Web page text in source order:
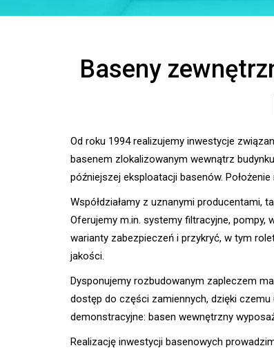
Baseny
Od roku 1994 realizujemy inwestycje
basenem zlokalizowanym wewnątrz
późniejszej eksploatacji basenów.
Współdziałamy z uznanymi producentami,
Oferujemy m.in. systemy filtracyjne, pompy,
warianty zabezpieczeń i przykryć, w tym
jakości.
Dysponujemy rozbudowanym zapleczem
dostęp do części zamiennych, dzięki
demonstracyjne: basen wewnętrzny
Realizację inwestycji basenowych